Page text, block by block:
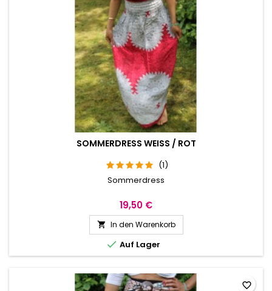
SOMMERDRESS WEISS / ROT
(1)
Sommerdress
19,50 €
 In den Warenkorb
 Auf Lager
favorite_border